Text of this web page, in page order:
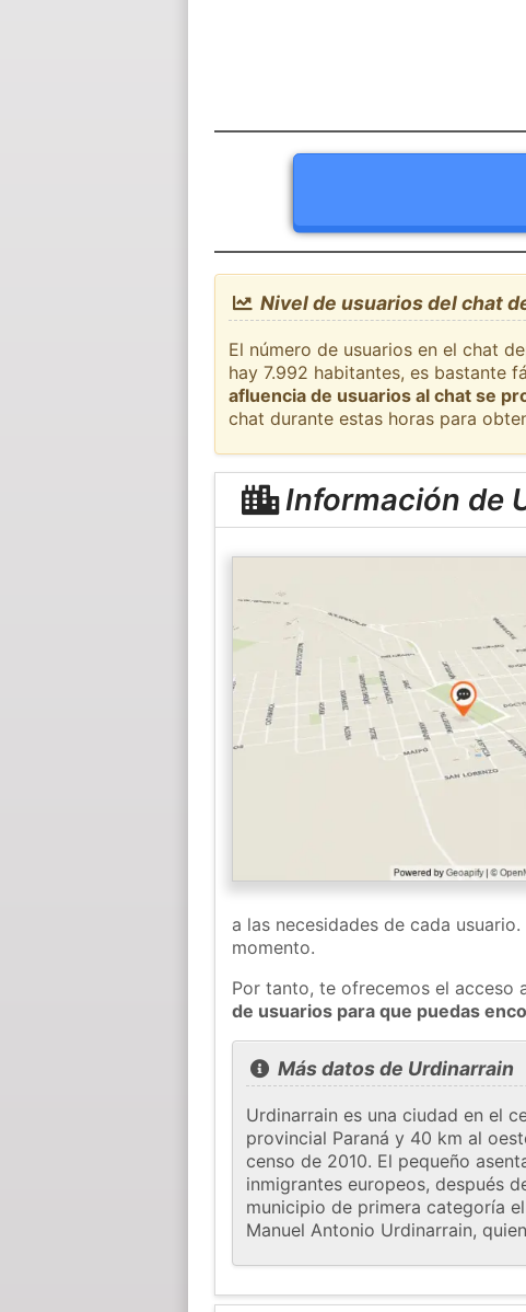
Nivel de usuarios del chat
El número de usuarios en el chat
hay 7.992 habitantes, es bastante
afluencia de usuarios al chat se
chat durante estas horas para
Información de
a las necesidades de cada
momento.
Por tanto, te ofrecemos el acceso
de usuarios para que puedas
Más datos de Urdinarrain
Urdinarrain es una ciudad en el
provincial Paraná y 40 km al
censo de 2010. El pequeño
inmigrantes europeos, después
municipio de primera categoría
Manuel Antonio Urdinarrain,